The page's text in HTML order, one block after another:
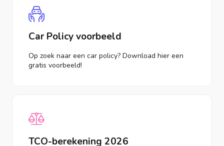
Car Policy voorbeeld
Op zoek naar een car policy? Download hier een
gratis voorbeeld!
TCO-berekening 2026